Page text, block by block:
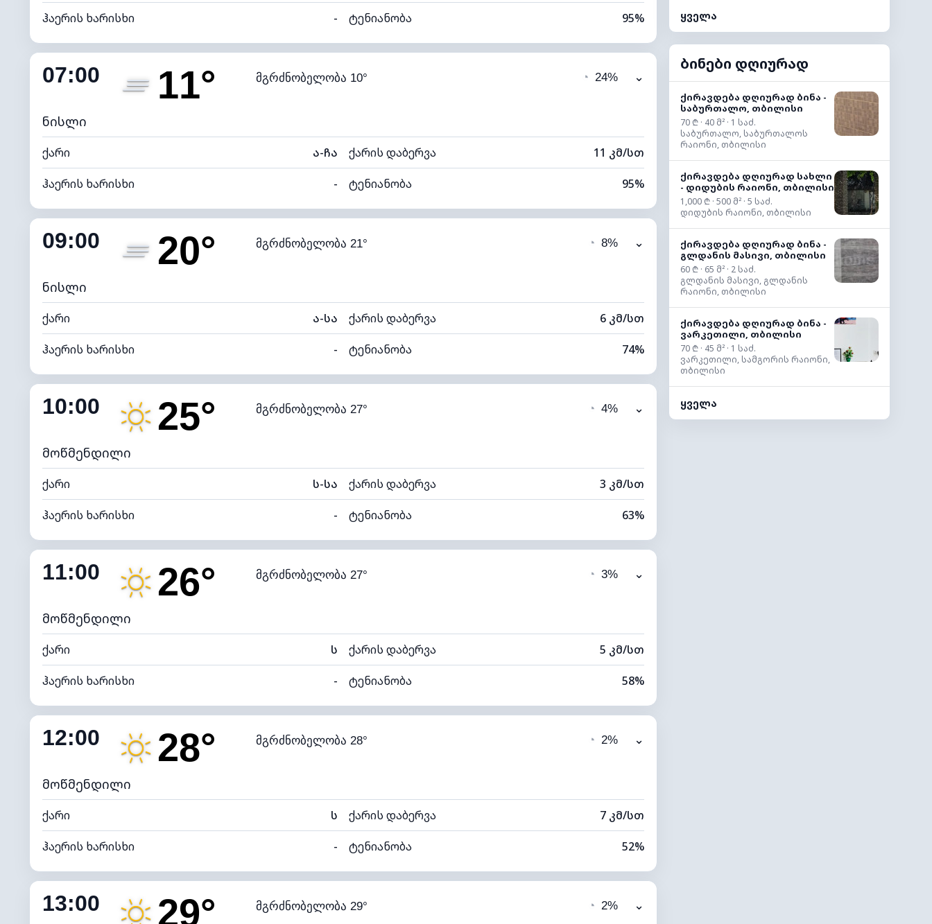
ჰაერის ხარისხი - ტენიანობა 95%
შიდა ტენიანობა 95% (კომფორტული) ღრუბლიანობა 50%
ნამის წერტილი 10°C ხილვადობა 2 კმ
განათების ინდექსი
07:00 11° მგრძნობელობა 10° ◔ 24% ⌄
ნისლი
ქარი ა-ჩა ქარის დაბერვა 11 კმ/სთ
ჰაერის ხარისხი - ტენიანობა 95%
შიდა ტენიანობა 95% (კომფორტული) ღრუბლიანობა 34%
ნამის წერტილი 10°C ხილვადობა 2 კმ
განათების ინდექსი
09:00 20° მგრძნობელობა 21° ◔ 8% ⌄
ნისლი
ქარი ა-სა ქარის დაბერვა 6 კმ/სთ
ჰაერის ხარისხი - ტენიანობა 74%
შიდა ტენიანობა 74% (კომფორტული) ღრუბლიანობა 17%
ნამის წერტილი 15°C ხილვადობა 7 კმ
განათების ინდექსი
10:00 25° მგრძნობელობა 27° ◔ 4% ⌄
მოწმენდილი
ქარი ს-სა ქარის დაბერვა 3 კმ/სთ
ჰაერის ხარისხი - ტენიანობა 63%
შიდა ტენიანობა 63% (კომფორტული) ღრუბლიანობა 8%
ნამის წერტილი 17°C ხილვადობა 10 კმ
განათების ინდექსი
11:00 26° მგრძნობელობა 27° ◔ 3% ⌄
მოწმენდილი
ქარი ს ქარის დაბერვა 5 კმ/სთ
ჰაერის ხარისხი - ტენიანობა 58%
შიდა ტენიანობა 58% (კომფორტული) ღრუბლიანობა 9%
ნამის წერტილი 17°C ხილვადობა 10 კმ
განათების ინდექსი
12:00 28° მგრძნობელობა 28° ◔ 2% ⌄
მოწმენდილი
ქარი ს ქარის დაბერვა 7 კმ/სთ
ჰაერის ხარისხი - ტენიანობა 52%
შიდა ტენიანობა 52% (კომფორტული) ღრუბლიანობა 9%
ნამის წერტილი 17°C ხილვადობა 10 კმ
13:00 29° მგრძნობელობა 29° ◔ 2% ⌄
ყველა
ბინები დღიურად
ქირავდება დღიურად ბინა -
საბურთალო, თბილისი
70 ₾ · 40 მ² · 1 საძ.
საბურთალო, საბურთალოს
რაიონი, თბილისი
ქირავდება დღიურად სახლი
- დიდუბის რაიონი, თბილისი
1,000 ₾ · 500 მ² · 5 საძ.
დიდუბის რაიონი, თბილისი
ქირავდება დღიურად ბინა -
გლდანის მასივი, თბილისი
60 ₾ · 65 მ² · 2 საძ.
გლდანის მასივი, გლდანის
რაიონი, თბილისი
ქირავდება დღიურად ბინა -
ვარკეთილი, თბილისი
70 ₾ · 45 მ² · 1 საძ.
ვარკეთილი, სამგორის რაიონი,
თბილისი
ყველა